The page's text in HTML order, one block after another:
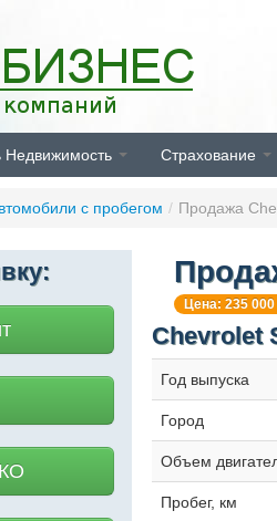
Недвижимость Страхование
с пробегом / Продажа
Цена: 235
Chevrolet
Год выпуска
Город
Объем
Пробег, км